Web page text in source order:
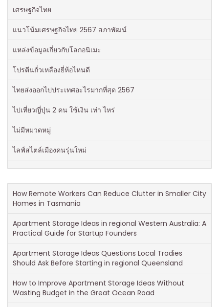
เศรษฐกิจไทย
แนวโน้มเศรษฐกิจไทย 2567 สภาพัฒน์
แหล่งข้อมูลเกี่ยวกับโลกอนิเมะ
โปรตีนถั่วเหลืองยี่ห้อไหนดี
ไทยส่งออกไปประเทศอะไรมากที่สุด 2567
ไปเที่ยวญี่ปุ่น 2 คน ใช้เงิน เท่า ไหร่
ไม่มีหมวดหมู่
ไลฟ์สไตล์เมืองคนรุ่นใหม่
How Remote Workers Can Reduce Clutter in Smaller City
Homes in Tasmania
Apartment Storage Ideas in regional Western Australia: A
Practical Guide for Startup Founders
Apartment Storage Ideas Questions Local Tradies
Should Ask Before Starting in regional Queensland
How to Improve Apartment Storage Ideas Without
Wasting Budget in the Great Ocean Road